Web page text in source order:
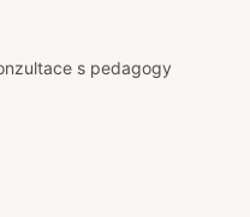
s pedagogy